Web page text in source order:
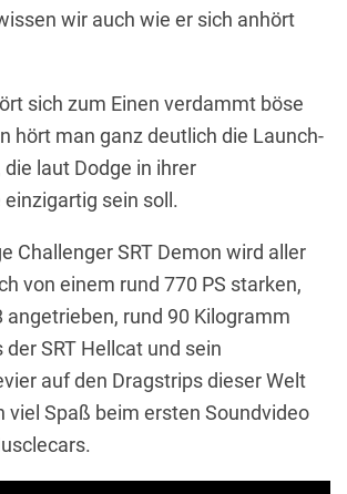
wir auch wie er sich anhört
sich zum Einen verdammt böse
hört man ganz deutlich die Launch-
laut Dodge in ihrer
sein soll.
Challenger SRT Demon wird aller
von einem rund 770 PS starken,
angetrieben, rund 90 Kilogramm
der SRT Hellcat und sein
auf den Dragstrips dieser Welt
viel Spaß beim ersten Soundvideo